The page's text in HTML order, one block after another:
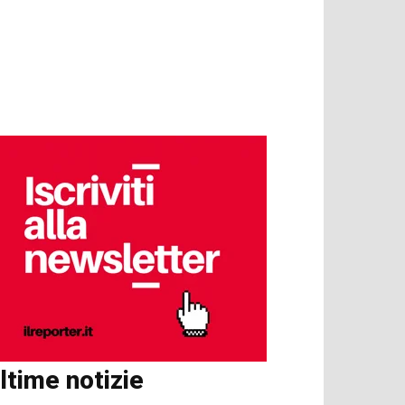
notizie